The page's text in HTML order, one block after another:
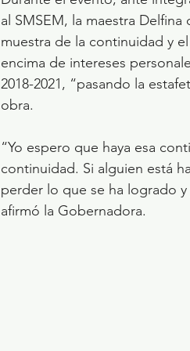
al SMSEM, la maestra
muestra de la continuidad y
encima de intereses
2018-2021, “pasando la
obra.
“Yo espero que haya esa
continuidad. Si alguien está
perder lo que se ha logrado
afirmó la Gobernadora.